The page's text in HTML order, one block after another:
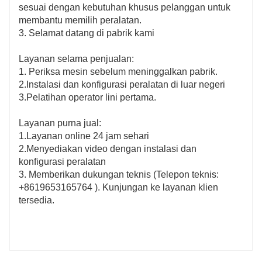
sesuai dengan kebutuhan khusus pelanggan untuk
membantu memilih peralatan.
3. Selamat datang di pabrik kami
Layanan selama penjualan:
1. Periksa mesin sebelum meninggalkan pabrik.
2.Instalasi dan konfigurasi peralatan di luar negeri
3.Pelatihan operator lini pertama.
Layanan purna jual:
1.Layanan online 24 jam sehari
2.Menyediakan video dengan instalasi dan
konfigurasi peralatan
3. Memberikan dukungan teknis (Telepon teknis:
+8619653165764 ). Kunjungan ke layanan klien
tersedia.